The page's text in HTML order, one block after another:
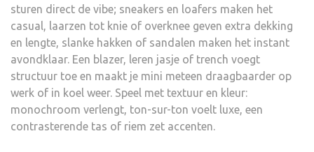
sturen direct de vibe; sneakers en loafers maken het
casual, laarzen tot knie of overknee geven extra dekking
en lengte, slanke hakken of sandalen maken het instant
avondklaar. Een blazer, leren jasje of trench voegt
structuur toe en maakt je mini meteen draagbaarder op
werk of in koel weer. Speel met textuur en kleur:
monochroom verlengt, ton-sur-ton voelt luxe, een
contrasterende tas of riem zet accenten.